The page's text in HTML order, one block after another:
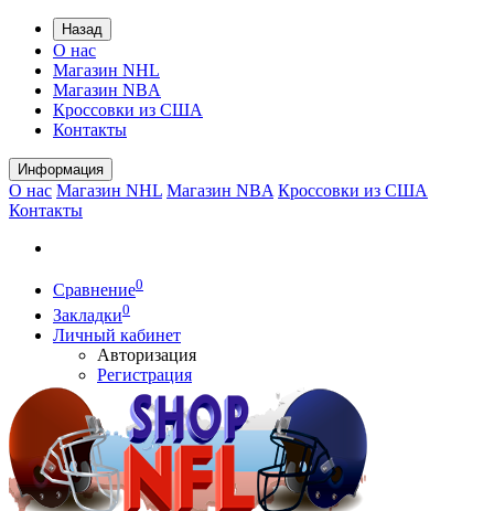
Назад
О нас
Магазин NHL
Магазин NBA
Кроссовки из США
Контакты
Информация
О нас Магазин NHL Магазин NBA Кроссовки из США
Контакты
Сравнение0
Закладки0
Личный кабинет
Авторизация
Регистрация